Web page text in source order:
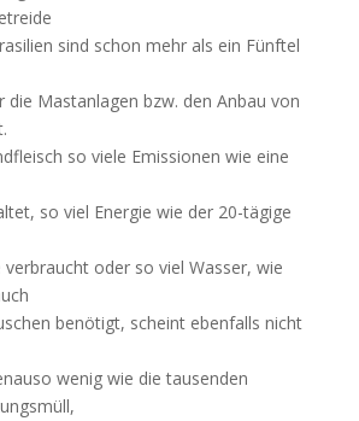
sind schon mehr als ein Fünftel
die Mastanlagen bzw. den Anbau von
so viele Emissionen wie eine
so viel Energie wie der 20-tägige
verbraucht oder so viel Wasser, wie
benötigt, scheint ebenfalls nicht
wenig wie die tausenden